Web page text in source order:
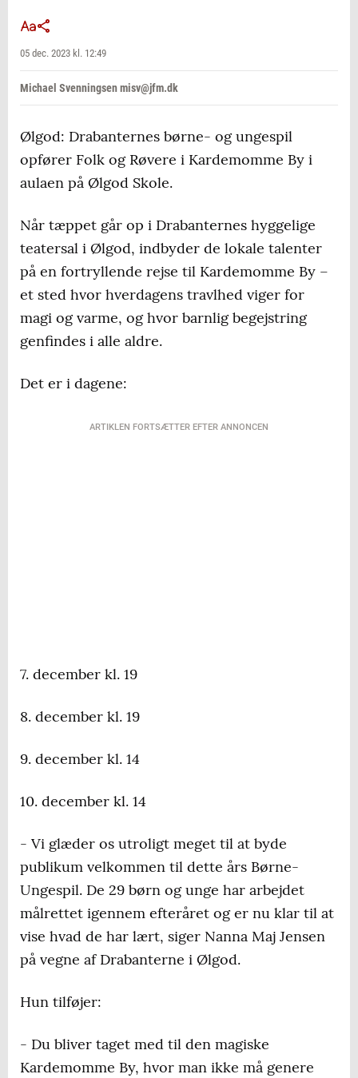
05 dec. 2023 kl. 12:49
Michael Svenningsen misv@jfm.dk
Ølgod: Drabanternes børne- og ungespil
opfører Folk og Røvere i Kardemomme By i
aulaen på Ølgod Skole.
Når tæppet går op i Drabanternes hyggelige
teatersal i Ølgod, indbyder de lokale talenter
på en fortryllende rejse til Kardemomme By –
et sted hvor hverdagens travlhed viger for
magi og varme, og hvor barnlig begejstring
genfindes i alle aldre.
Det er i dagene:
ARTIKLEN FORTSÆTTER EFTER ANNONCEN
7. december kl. 19
8. december kl. 19
9. december kl. 14
10. december kl. 14
- Vi glæder os utroligt meget til at byde
publikum velkommen til dette års Børne-
Ungespil. De 29 børn og unge har arbejdet
målrettet igennem efteråret og er nu klar til at
vise hvad de har lært, siger Nanna Maj Jensen
på vegne af Drabanterne i Ølgod.
Hun tilføjer:
- Du bliver taget med til den magiske
Kardemomme By, hvor man ikke må genere